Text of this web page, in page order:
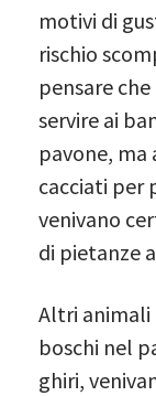
motivi di
rischio
pensare
servire ai
pavone, ma
cacciati per
venivano
di pietanze
Altri animali
boschi nel
ghiri,